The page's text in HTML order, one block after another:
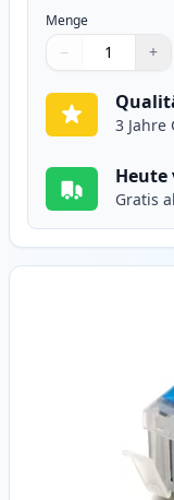
Menge
Verwenden Sie
− +
1
3 Jahre
Heute
Gratis